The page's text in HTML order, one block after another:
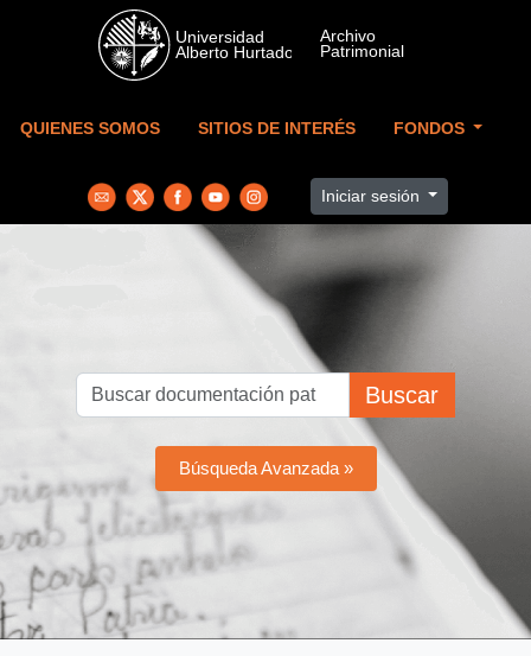
Skip to main content
QUIENES SOMOS SITIOS DE INTERÉS FONDOS
Iniciar sesión
Buscar
Búsqueda Avanzada »